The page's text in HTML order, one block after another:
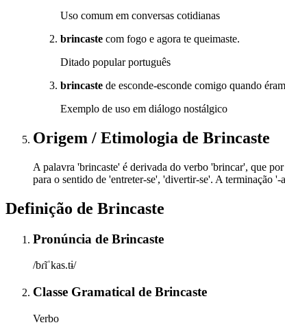
Uso comum em conversas cotidianas
brincaste com fogo e agora te queimaste.
Ditado popular português
brincaste de esconde-esconde comigo quando
Exemplo de uso em diálogo nostálgico
Origem / Etimologia de Brincaste
A palavra 'brincaste' é derivada do verbo 'brincar', que
para o sentido de 'entreter-se', 'divertir-se'. A terminação
Definição de Brincaste
Pronúncia de Brincaste
/bɾĩˈkas.tɨ/
Classe Gramatical de Brincaste
Verbo